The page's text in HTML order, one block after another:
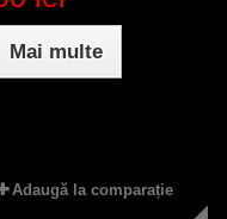
Mai multe
Adaugă la comparație